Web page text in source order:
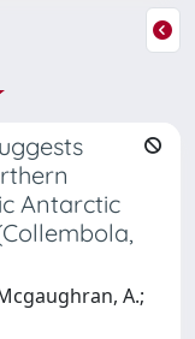
Antarctic
A.;